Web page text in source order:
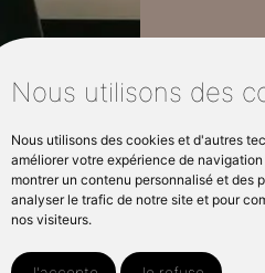
Nous utilisons des
Nous utilisons des cookies et d'autres
améliorer votre expérience de
montrer un contenu personnalisé et des
analyser le trafic de notre site et pour
nos visiteurs.